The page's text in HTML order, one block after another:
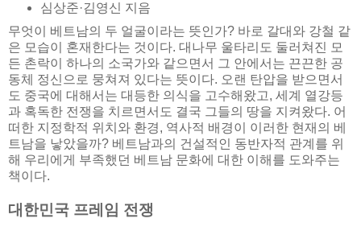
심상준·김영신 지음
무엇이 베트남의 두 얼굴이라는 뜻인가? 바로 갈대와 강철 같
은 모습이 혼재한다는 것이다. 대나무 울타리도 둘러쳐진 모
든 촌락이 하나의 소국가와 같으면서 그 안에서는 끈끈한 공
동체 정신으로 뭉쳐져 있다는 뜻이다. 오랜 탄압을 받으면서
도 중국에 대해서는 대등한 의식을 고수해왔고, 세계 열강등
과 혹독한 전쟁을 치르면서도 결국 그들의 땅을 지켜왔다. 어
떠한 지정학적 위치와 환경, 역사적 배경이 이러한 현재의 베
트남을 낳았을까? 베트남과의 건설적인 동반자적 관계를 위
해 우리에게 부족했던 베트남 문화에 대한 이해를 도와주는
책이다.
대한민국 프레임 전쟁